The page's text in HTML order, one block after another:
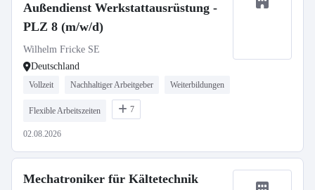
Außendienst Werkstattausrüstung -
PLZ 8 (m/w/d)
Wilhelm Fricke SE
Deutschland
Vollzeit Nachhaltiger Arbeitgeber Weiterbildungen
Flexible Arbeitszeiten 7
02.08.2026
Mechatroniker für Kältetechnik